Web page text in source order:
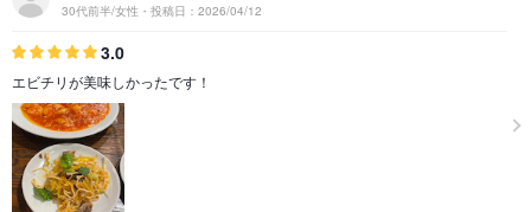
30代前半/女性・投稿日：2026/04/12
3.0
エビチリが美味しかったです！